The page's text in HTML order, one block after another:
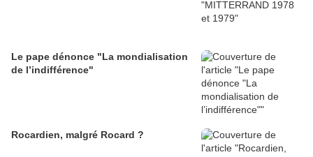
Le pape dénonce "La mondialisation
de l’indifférence"
Rocardien, malgré Rocard ?